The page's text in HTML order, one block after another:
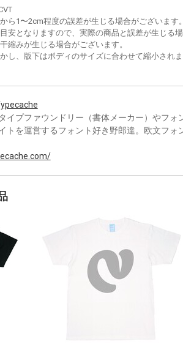
ら1〜2cm程度の誤差が生じる場合がございます。
安となりますので、実際の商品と誤差が生じる場
縮みが生じる場合がございます。
し、版下はボディのサイズに合わせて縮小されま
イプファウンドリー（書体メーカー）やフ
トを運営するフォント好き野郎達。欧文フ